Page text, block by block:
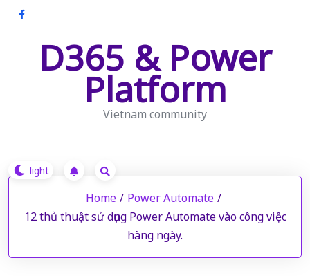
Skip
D365 & Power
Platform
Vietnam community
Home / Power Automate /
12 thủ thuật sử dụng Power Automate vào công việc
hàng ngày.